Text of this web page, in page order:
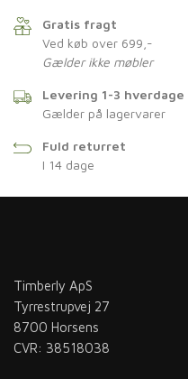
Gratis fragt
Ved køb over 699,-
Gælder ikke møbler
Levering 1-3 hverdage
Gælder på lagervarer
Fuld returret
I 14 dage
Timberly ApS
Tyrrestrupvej 27
8700 Horsens
CVR: 38518038